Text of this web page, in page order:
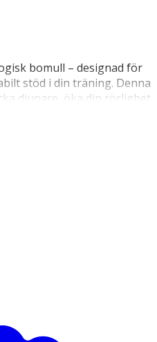
bomull – designad för
stöd i din träning. Denna
djupare, öka din rörlighet
hemmapraktik och i
bomull, är bandet
längden efter dina behov.
stretchövningar,
träning till nästa nivå.
stabilt stöd Lätt att justera
hållbart, ekologiskt
Tillverkad med kärlek i
användning.